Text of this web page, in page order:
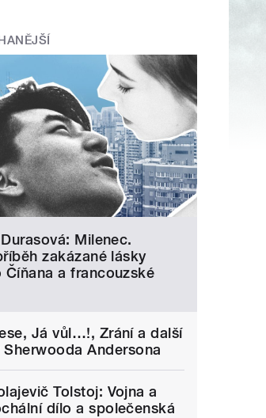
Milenec.
zakázané lásky
Číňana a francouzské
Já vůl…!, Zrání a další
Andersona
Tolstoj: Vojna a
dílo a společenská